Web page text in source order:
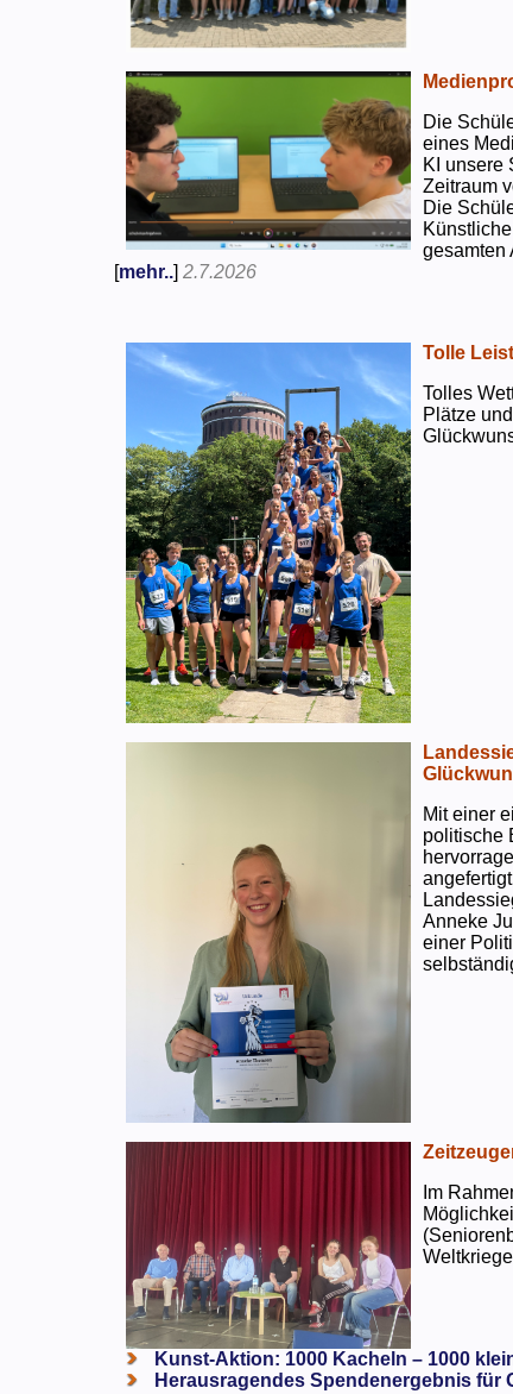
Die
eines
KI unsere
Zeitraum
Die
gesamten
[mehr..]2.7.2026
Tolle
Tolles
Plätze
Mit einer
politische
Anneke
einer
Im
Kunst-Aktion: 1000 Kacheln – 1000
Herausragendes Spendenergebnis für